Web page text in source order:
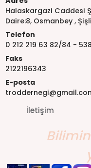
Halaskargazi Caddesi
Daire:8, Osmanbey ,
Telefon
0 212 219 63 82/84 -
Faks
2122196343
E-posta
İletişim
Bilimin